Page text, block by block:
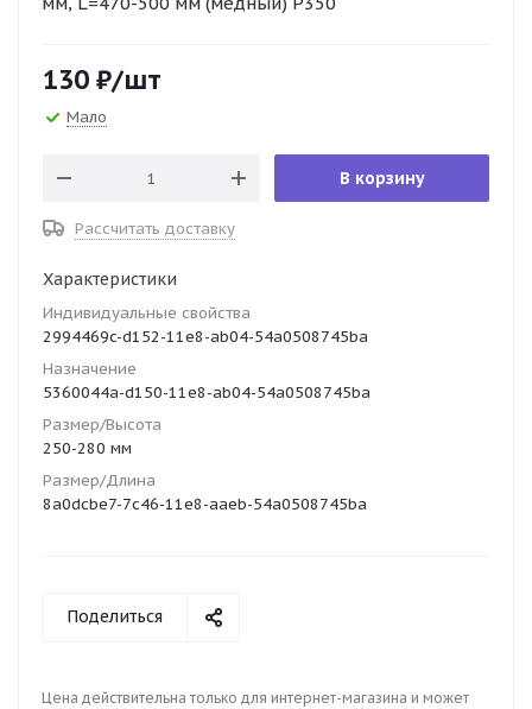
130 ₽/шт
Мало
В корзину
Рассчитать доставку
Характеристики
Индивидуальные свойства
2994469c-d152-11e8-ab04-54a0508745ba
Назначение
5360044a-d150-11e8-ab04-54a0508745ba
Размер/Высота
250-280 мм
Размер/Длина
8a0dcbe7-7c46-11e8-aaeb-54a0508745ba
Поделиться
Цена действительна только для интернет-магазина и может